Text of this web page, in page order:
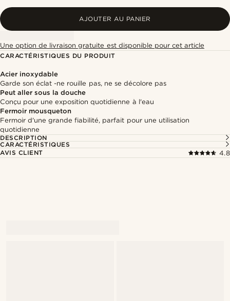
AJOUTER AU PANIER
Une option de livraison gratuite est disponible pour cet article
CARACTÉRISTIQUES DU PRODUIT
Acier inoxydable
Garde son éclat -ne rouille pas, ne se décolore pas
Peut aller sous la douche
Conçu pour une exposition quotidienne à l'eau
Fermoir mousqueton
Fermoir d'une grande fiabilité, parfait pour une utilisation
quotidienne
DESCRIPTION
CARACTÉRISTIQUES
AVIS CLIENT
4.8